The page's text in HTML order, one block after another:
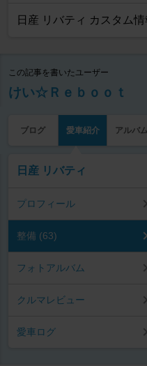
日産 リバティ カスタム情
この記事を書いたユーザー
けい☆Ｒｅｂｏｏｔ
ブログ 愛車紹介 アルバム
日産 リバティ
プロフィール
整備 (63)
フォトアルバム
クルマレビュー
愛車ログ